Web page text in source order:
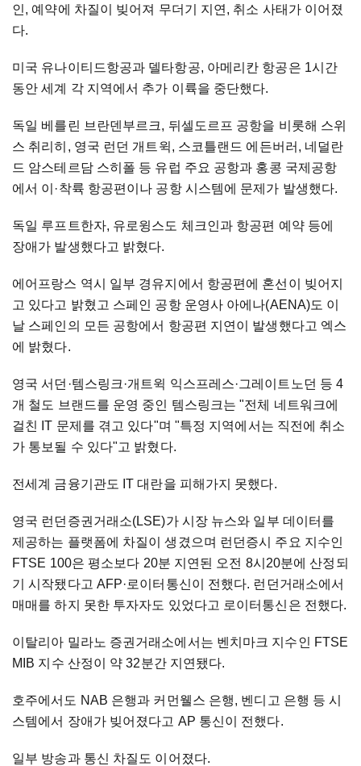
인, 예약에 차질이 빚어져 무더기 지연, 취소 사태가 이어졌
다.
미국 유나이티드항공과 델타항공, 아메리칸 항공은 1시간
동안 세계 각 지역에서 추가 이륙을 중단했다.
독일 베를린 브란덴부르크, 뒤셀도르프 공항을 비롯해 스위
스 취리히, 영국 런던 개트윅, 스코틀랜드 에든버러, 네덜란
드 암스테르담 스히폴 등 유럽 주요 공항과 홍콩 국제공항
에서 이·착륙 항공편이나 공항 시스템에 문제가 발생했다.
독일 루프트한자, 유로윙스도 체크인과 항공편 예약 등에
장애가 발생했다고 밝혔다.
에어프랑스 역시 일부 경유지에서 항공편에 혼선이 빚어지
고 있다고 밝혔고 스페인 공항 운영사 아에나(AENA)도 이
날 스페인의 모든 공항에서 항공편 지연이 발생했다고 엑스
에 밝혔다.
영국 서던·템스링크·개트윅 익스프레스·그레이트노던 등 4
개 철도 브랜드를 운영 중인 템스링크는 "전체 네트워크에
걸친 IT 문제를 겪고 있다"며 "특정 지역에서는 직전에 취소
가 통보될 수 있다"고 밝혔다.
전세계 금융기관도 IT 대란을 피해가지 못했다.
영국 런던증권거래소(LSE)가 시장 뉴스와 일부 데이터를
제공하는 플랫폼에 차질이 생겼으며 런던증시 주요 지수인
FTSE 100은 평소보다 20분 지연된 오전 8시20분에 산정되
기 시작됐다고 AFP·로이터통신이 전했다. 런던거래소에서
매매를 하지 못한 투자자도 있었다고 로이터통신은 전했다.
이탈리아 밀라노 증권거래소에서는 벤치마크 지수인 FTSE
MIB 지수 산정이 약 32분간 지연됐다.
호주에서도 NAB 은행과 커먼웰스 은행, 벤디고 은행 등 시
스템에서 장애가 빚어졌다고 AP 통신이 전했다.
일부 방송과 통신 차질도 이어졌다.